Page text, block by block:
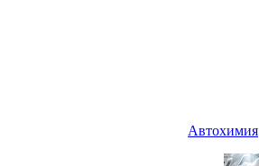
Автохимия